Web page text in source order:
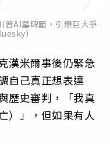
普AI墓碑圖，引爆巨大爭
）
漢米爾事後仍緊急
自己真正想表達
歷史審判，「我真
）」，但如果有人